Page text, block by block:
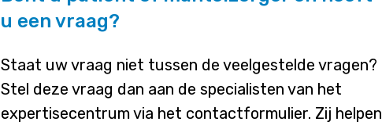
u een vraag?
Staat uw vraag niet tussen de veelgestelde vragen?
Stel deze vraag dan aan de specialisten van het
expertisecentrum via het contactformulier. Zij helpen